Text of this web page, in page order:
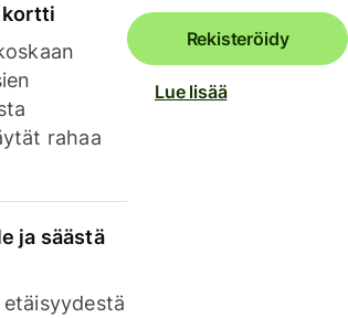
rahaa
ja säästä
Rekisteröidy
Lue lisää